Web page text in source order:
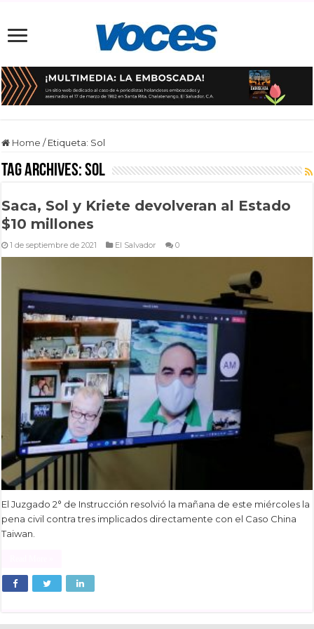
Home / Etiqueta: Sol
Tag Archives:Sol
Saca, Sol y Kriete devolveran al Estado
$10 millones
1 de septiembre de 2021 El Salvador 0
El Juzgado 2° de Instrucción resolvió la mañana de este miércoles la
pena civil contra tres implicados directamente con el Caso China
Taiwan.